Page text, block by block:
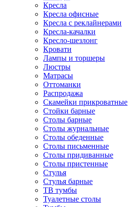
Кресла
Кресла офисные
Кресла с реклайнерами
Кресла-качалки
Кресло-шезлонг
Кровати
Лампы и торшеры
Люстры
Матрасы
Оттоманки
Распродажа
Скамейки прикроватные
Стойки барные
Столы барные
Столы журнальные
Столы обеденные
Столы письменные
Столы придиванные
Столы пристенные
Стулья
Стулья барные
ТВ тумбы
Туалетные столы